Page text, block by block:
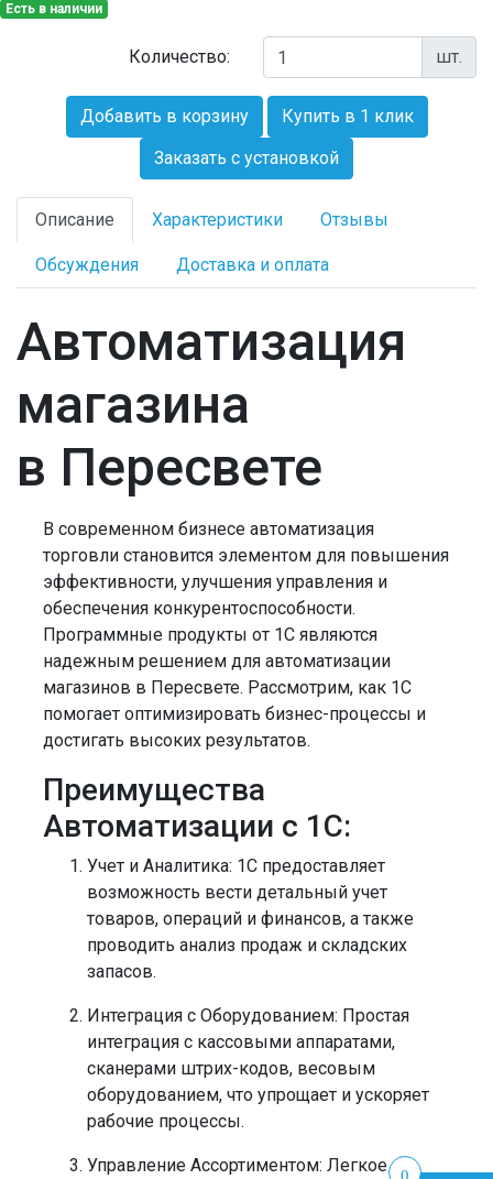
Есть в наличии
Количество: шт.
Добавить в корзину
Купить в 1 клик
Заказать с установкой
Описание Характеристики Отзывы
Обсуждения Доставка и оплата
Автоматизация
магазина
в Пересвете
В современном бизнесе автоматизация
торговли становится элементом для повышения
эффективности, улучшения управления и
обеспечения конкурентоспособности.
Программные продукты от 1С являются
надежным решением для автоматизации
магазинов в Пересвете. Рассмотрим, как 1С
помогает оптимизировать бизнес-процессы и
достигать высоких результатов.
Преимущества
Автоматизации с 1С:
Учет и Аналитика: 1С предоставляет
возможность вести детальный учет
товаров, операций и финансов, а также
проводить анализ продаж и складских
запасов.
Интеграция с Оборудованием: Простая
интеграция с кассовыми аппаратами,
сканерами штрих-кодов, весовым
оборудованием, что упрощает и ускоряет
рабочие процессы.
Управление Ассортиментом: Легкое 0